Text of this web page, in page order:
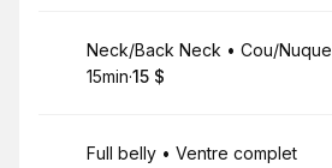
Réserver
Neck/Back Neck • Cou/Nuque
.Durée de l'appel
15min·
.Prix
15 $
Réserver
Full belly • Ventre complet